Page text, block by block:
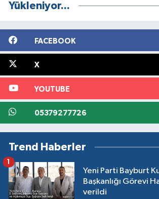
Yükleniyor...
FACEBOOK
X
YOUTUBE
05379277726
Trend Haberler
Yeni Parti Bayburt
Başkanlığı Görevi
verildi
1